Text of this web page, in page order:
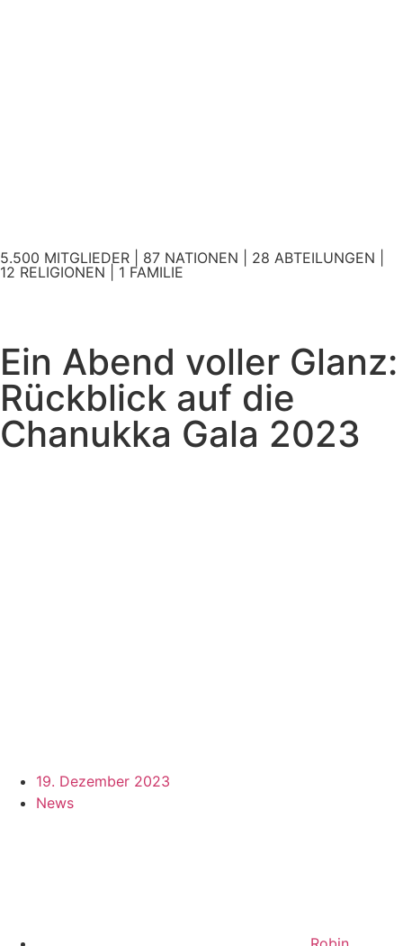
5.500 MITGLIEDER | 87 NATIONEN | 28 ABTEILUNGEN |
12 RELIGIONEN | 1 FAMILIE
Ein Abend voller Glanz:
Rückblick auf die
Chanukka Gala 2023
19. Dezember 2023
News